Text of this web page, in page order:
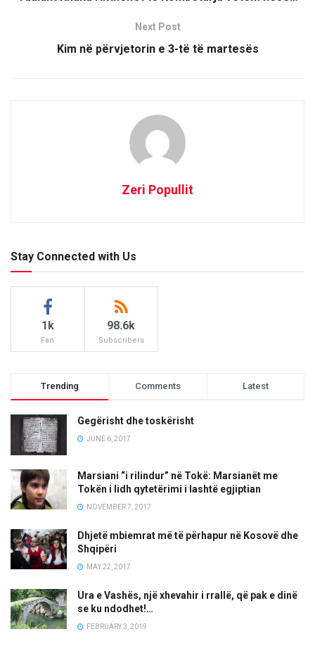
Next Post
Kim në përvjetorin e 3-të të martesës
Zeri Popullit
Stay Connected with Us
1k
Fan
98.6k
Subscribers
Trending Comments Latest
Gegërisht dhe toskërisht
JUNE 6, 2017
Marsiani “i rilindur” në Tokë: Marsianët me
Tokën i lidh qytetërimi i lashtë egjiptian
NOVEMBER 7, 2017
Dhjetë mbiemrat më të përhapur në Kosovë dhe
Shqipëri
MAY 22, 2017
Ura e Vashës, një xhevahir i rrallë, që pak e dinë
se ku ndodhet!…
FEBRUARY 3, 2019